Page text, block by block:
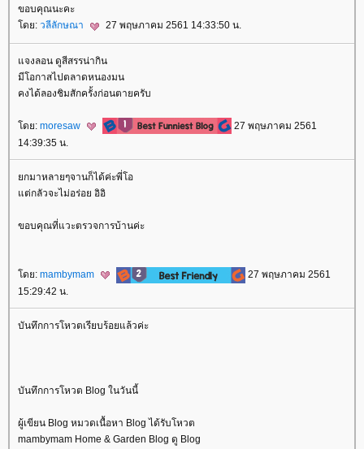
ขอบคุณนะคะ
ดย: วลีลักษณา 27 พฤษภาคม 2561 14:33:50 น.
จงลอน ดูสีสรรน่ากิน
มีโอกาสไปตลาดหนองมน
คงได้ลองชิมสักครั้งก่อนตายครับ
ดย: moresaw
27 พฤษภาคม 2561
14:39:35 น.
กมาหลายๆจานก็ได้ค่ะพี่โอ
ต่กลัวจะไม่อร่อย อิอิ
ขอบคุณที่แวะตรวจการบ้านค่ะ
ดย: mambymam
27 พฤษภาคม 2561
15:29:42 น.
บันทึกการโหวตเรียบร้อยแล้วค่ะ
บันทึกการโหวต Blog ในวันนี้
ผู้เขียน Blog หมวดเนื้อหา Blog ได้รับโหวต
mambymam Home & Garden Blog ดู Blog